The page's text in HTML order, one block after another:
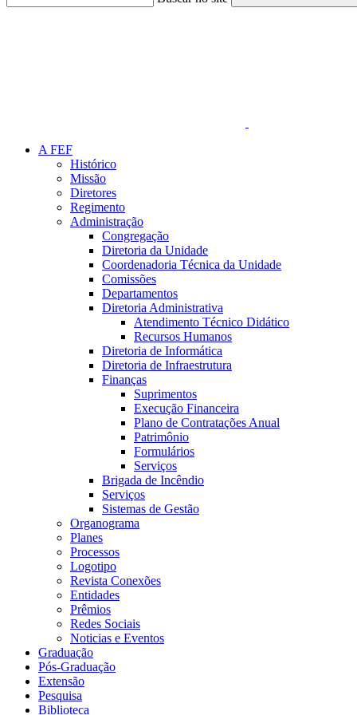
A FEF
Histórico
Missão
Diretores
Regimento
Administração
Congregação
Diretoria da Unidade
Coordenadoria Técnica da Unidade
Comissões
Departamentos
Diretoria Administrativa
Atendimento Técnico Didático
Recursos Humanos
Diretoria de Informática
Diretoria de Infraestrutura
Finanças
Suprimentos
Execução Financeira
Plano de Contratações Anual
Patrimônio
Formulários
Serviços
Brigada de Incêndio
Serviços
Sistemas de Gestão
Organograma
Planes
Processos
Logotipo
Revista Conexões
Entidades
Prêmios
Redes Sociais
Noticias e Eventos
Graduação
Pós-Graduação
Extensão
Pesquisa
Biblioteca